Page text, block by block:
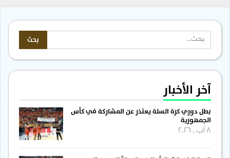
آخر الأخبار
بطل دوري كرة السلة يعتذر عن المشاركة في كأس
الجمهورية